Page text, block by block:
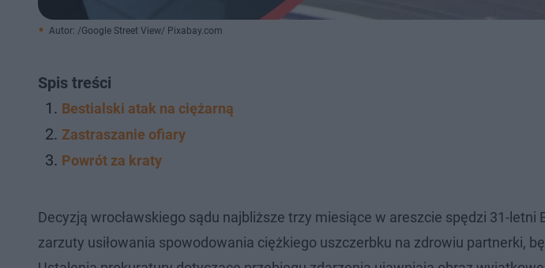
Autor: /Google Street View/ Pixabay.com
Spis treści
Bestialski atak na ciężarną
Zastraszanie ofiary
Powrót za kraty
Decyzją wrocławskiego sądu najbliższe trzy miesiące w areszcie spędzi 31-letni
zarzuty usiłowania spowodowania ciężkiego uszczerbku na zdrowiu partnerki,